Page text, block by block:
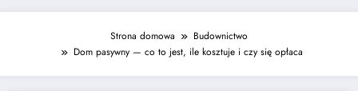
Strona domowa
Budownictwo
Dom pasywny — co to jest, ile kosztuje i czy się opłaca